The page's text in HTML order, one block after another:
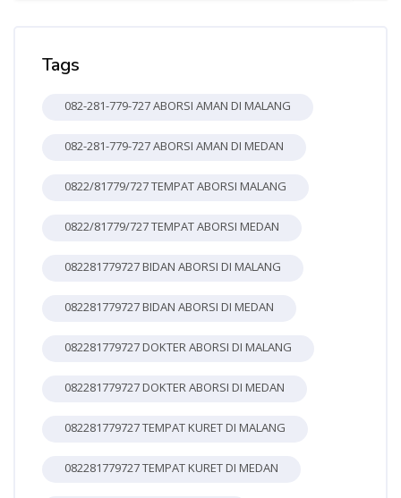
Tags
082-281-779-727 ABORSI AMAN DI MALANG
082-281-779-727 ABORSI AMAN DI MEDAN
0822/81779/727 TEMPAT ABORSI MALANG
0822/81779/727 TEMPAT ABORSI MEDAN
082281779727 BIDAN ABORSI DI MALANG
082281779727 BIDAN ABORSI DI MEDAN
082281779727 DOKTER ABORSI DI MALANG
082281779727 DOKTER ABORSI DI MEDAN
082281779727 TEMPAT KURET DI MALANG
082281779727 TEMPAT KURET DI MEDAN